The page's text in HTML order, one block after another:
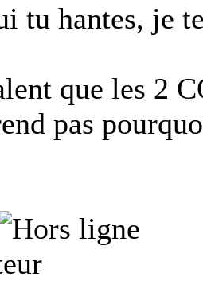
tu hantes, je
que les 2
pas